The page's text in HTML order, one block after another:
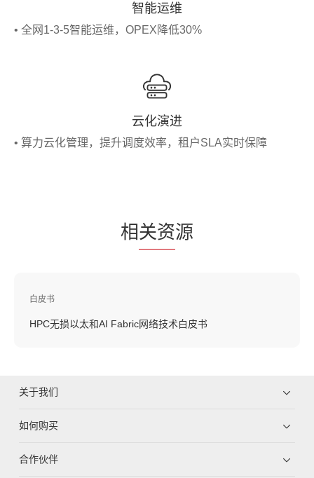
智能运维
• 全网1-3-5智能运维，OPEX降低30%
云化演进
• 算力云化管理，提升调度效率，租户SLA实时保障
相关资源
白皮书
HPC无损以太和AI Fabric网络技术白皮书
关于我们
如何购买
合作伙伴